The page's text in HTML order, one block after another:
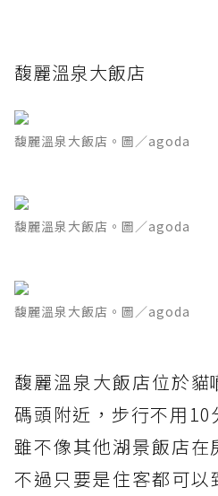
馥麗溫泉大飯店
馥麗溫泉大飯店。圖／agoda
馥麗溫泉大飯店。圖／agoda
馥麗溫泉大飯店。圖／agoda
馥麗溫泉大飯店位於
碼頭附近，步行不用10
雖不像其他湖景飯店在
不過只要是住客都可以